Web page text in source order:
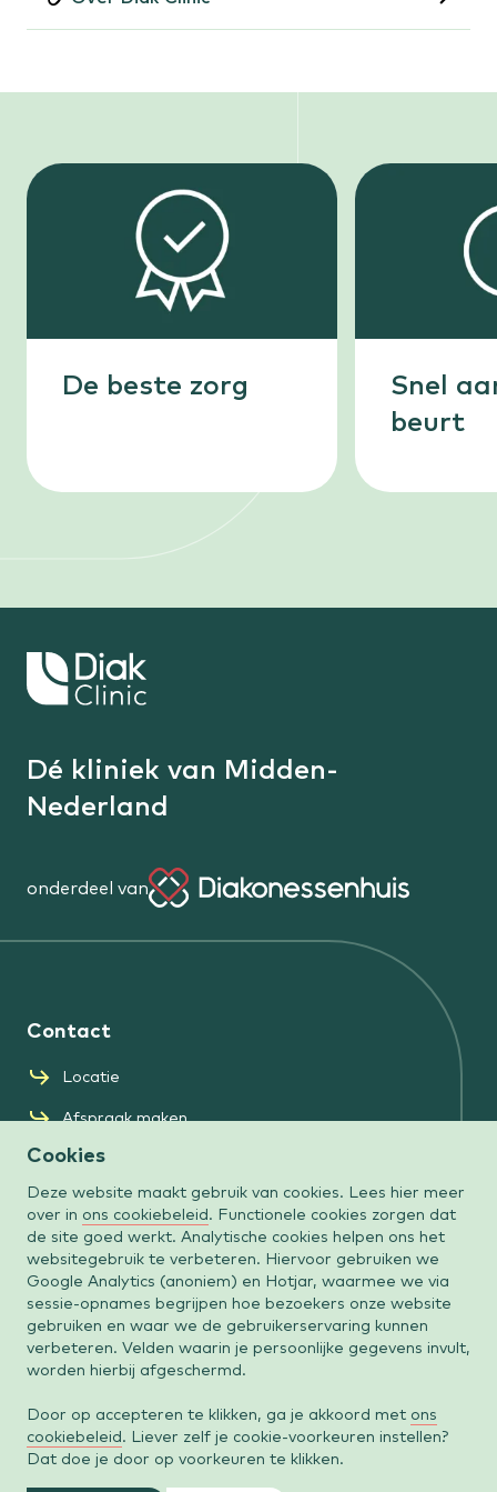
Cookies
Deze website maakt gebruik van cookies. Lees hier meer
over in ons cookiebeleid. Functionele cookies zorgen dat
de site goed werkt. Analytische cookies helpen ons het
websitegebruik te verbeteren. Hiervoor gebruiken we
Google Analytics (anoniem) en Hotjar, waarmee we via
sessie-opnames begrijpen hoe bezoekers onze website
gebruiken en waar we de gebruikerservaring kunnen
verbeteren. Velden waarin je persoonlijke gegevens invult,
worden hierbij afgeschermd.
Door op accepteren te klikken, ga je akkoord met ons
cookiebeleid. Liever zelf je cookie-voorkeuren instellen?
Dat doe je door op voorkeuren te klikken.
De beste zorg
Snel
beurt
Keer
terug
homepage
Dé kliniek van Midden-
Nederland
onderdeel vanDiakonessenhuis
Contact
Locatie
Afspraak maken
Zorgverzekeraars
Over ons
Onze artsen
Behandelingen
Wachttijden
Over Diak Clinic
Meer informatie